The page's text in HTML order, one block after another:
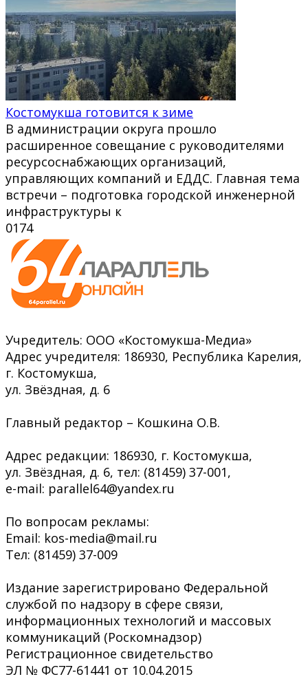
Костомукша готовится к зиме
В администрации округа прошло
расширенное совещание с руководителями
ресурсоснабжающих организаций,
управляющих компаний и ЕДДС. Главная тема
встречи – подготовка городской инженерной
инфраструктуры к
0174
Учредитель: ООО «Костомукша-Медиа»
Адрес учредителя: 186930, Республика Карелия,
г. Костомукша,
ул. Звёздная, д. 6
Главный редактор – Кошкина О.В.
Адрес редакции: 186930, г. Костомукша,
ул. Звёздная, д. 6, тел: (81459) 37-001,
e-mail: parallel64@yandex.ru
По вопросам рекламы:
Email: kos-media@mail.ru
Тел: (81459) 37-009
Издание зарегистрировано Федеральной
службой по надзору в сфере связи,
информационных технологий и массовых
коммуникаций (Роскомнадзор)
Регистрационное свидетельство
ЭЛ № ФС77-61441 от 10.04.2015